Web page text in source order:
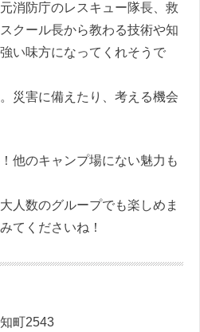
消防庁のレスキュー隊長、救
クール長から教わる技術や知
い味方になってくれそうで
災害に備えたり、考える機会
他のキャンプ場にない魅力も
人数のグループでも楽しめま
てくださいね！
町2543